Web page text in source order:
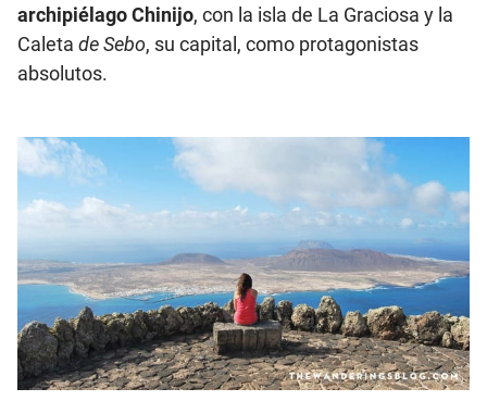
archipiélago Chinijo, con la isla de La Graciosa y la
Caleta de Sebo, su capital, como protagonistas
absolutos.